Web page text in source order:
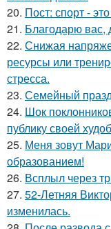
20. Пост: спорт -
21. Благодарю вас,
22. Снижая
ресурсы или
стресса.
23. Семейный
24. Шок
публику своей
25. Меня зовут
образованием!
26. Всплыл через
27. 52-Летняя
изменилась.